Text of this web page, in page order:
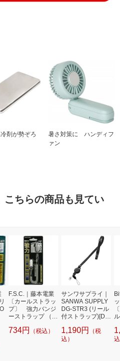
剤が勢ぞろ
暑さ対策に ハンディフ
ァン
こちらの商品も見てい
F.S.C.｜藤本電業
〔カールストラッ
プ〕 強力バンジ
ーストラップ （ク
MODM-W-CL[M
734円 （税込）
サンワサプライ｜
SANWA SUPPLY
DG-STR3 (リール
付ストラップ)[DG
1,190円
（税
込）